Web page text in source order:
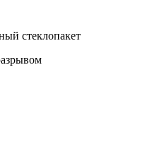
стеклопакет